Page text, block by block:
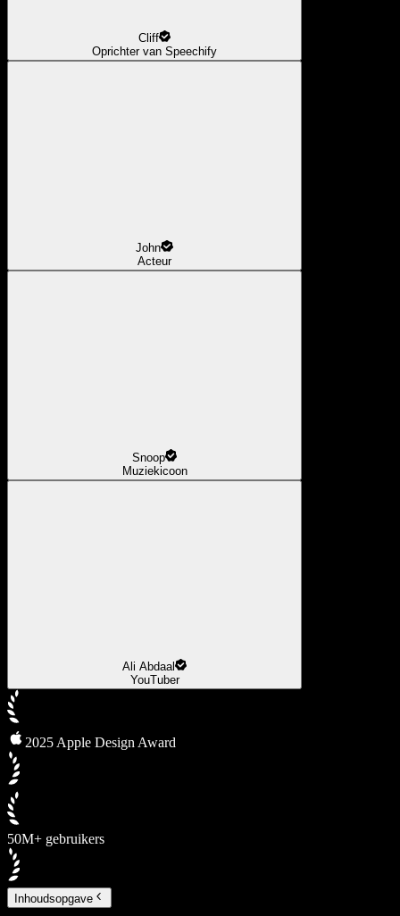
Cliff
Oprichter van Speechify
John
Acteur
Snoop
Muziekicoon
Ali Abdaal
YouTuber
2025 Apple Design Award
50M+ gebruikers
Inhoudsopgave